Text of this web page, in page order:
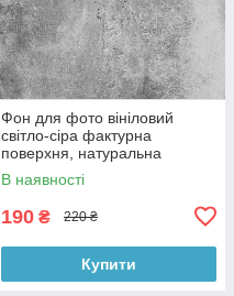
Фон для фото вініловий
світло-сіра фактурна
поверхня, натуральна
бетонна текстура, 60x60 см,
№550413
В наявності
190 ₴ 220 ₴
Купити